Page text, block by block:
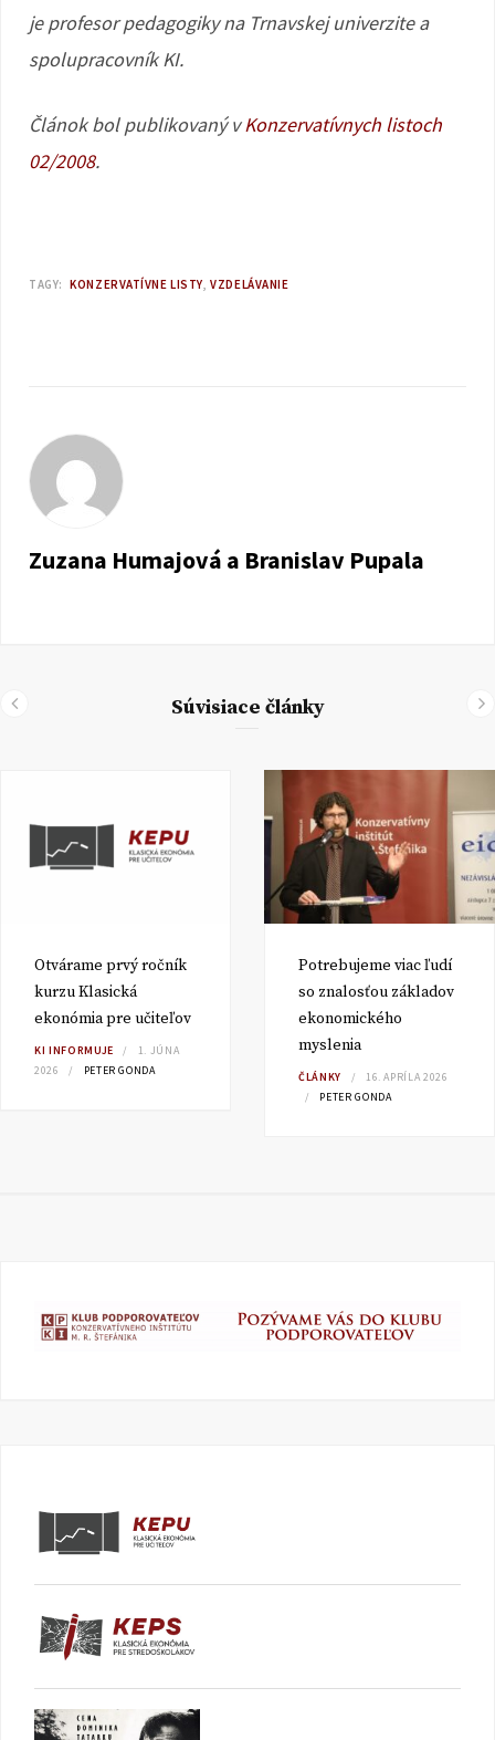
je profesor pedagogiky na Trnavskej univerzite a
spolupracovník KI.
Článok bol publikovaný vKonzervatívnych listoch
02/2008.
TAGY: KONZERVATÍVNE LISTY VZDELÁVANIE
Zuzana Humajová a Branislav Pupala
Súvisiace články
Otvárame prvý ročník
kurzu Klasická
ekonómia pre učiteľov
KI INFORMUJE
1. JÚNA
2026
PETER GONDA
Potrebujeme viac ľudí
so znalosťou základov
ekonomického
myslenia
ČLÁNKY
16. APRÍLA 2026
PETER GONDA